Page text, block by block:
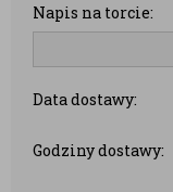
Napis na torcie:
Data dostawy:
Godziny dostawy: